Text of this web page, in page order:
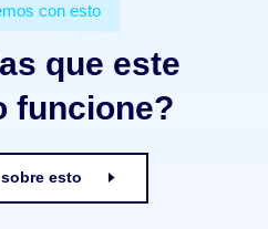
con esto
que este
funcione?
esto